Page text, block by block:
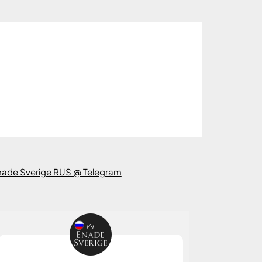
Sverige RUS @ Telegram